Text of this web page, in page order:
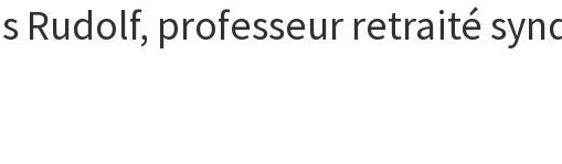
Rudolf, professeur retraité